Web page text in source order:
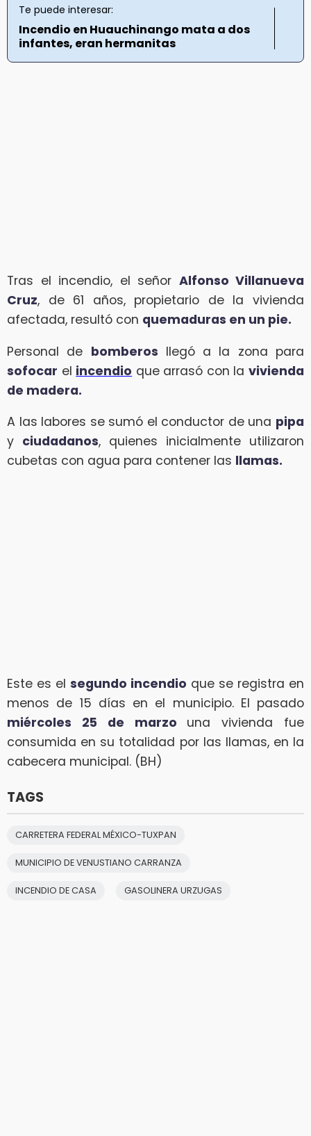
Te puede interesar:
Incendio en Huauchinango mata a dos
infantes, eran hermanitas
Tras el incendio, el señor Alfonso Villanueva
Cruz, de 61 años, propietario de la vivienda
afectada, resultó con quemaduras en un pie.
Personal de bomberos llegó a la zona para
sofocar el incendio que arrasó con lavivienda
de madera.
A las labores se sumó el conductor de una pipa
y ciudadanos, quienes inicialmente utilizaron
cubetas con agua para contener las llamas.
Este es el segundo incendio que se registra en
menos de 15 días en el municipio. El pasado
miércoles 25 de marzo una vivienda fue
consumida en su totalidad por las llamas, en la
cabecera municipal. (BH)
TAGS
CARRETERA FEDERAL MÉXICO-TUXPAN
MUNICIPIO DE VENUSTIANO CARRANZA
INCENDIO DE CASA GASOLINERA URZUGAS